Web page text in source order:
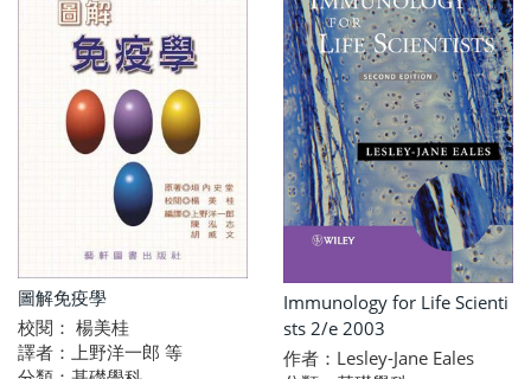
圖解免疫學
校閱： 楊美桂
譯者：上野洋一郎 等
Immunology for Life Scienti
sts 2/e 2003
作者：Lesley-Jane Eales